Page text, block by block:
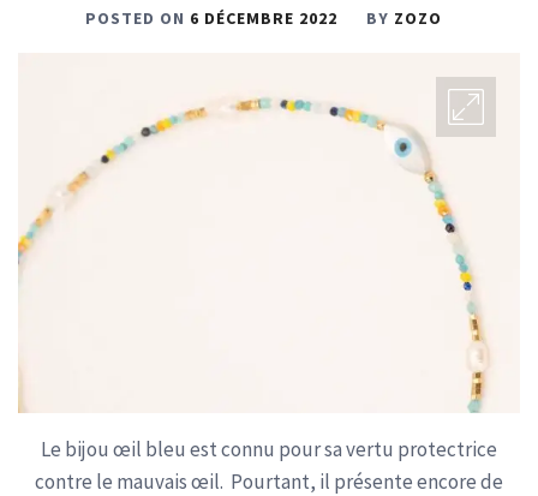
POSTED ON 6 DÉCEMBRE 2022 BY ZOZO
Le bijou œil bleu est connu pour sa vertu protectrice
contre le mauvais œil. Pourtant, il présente encore de